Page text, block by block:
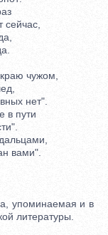
чужом,
нет".
в пути
вами".
упоминаемая и в
литературы.